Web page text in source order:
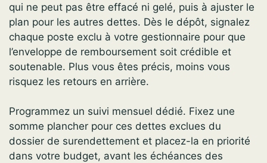
qui ne peut pas être effacé ni gelé, puis à ajuster le
plan pour les autres dettes. Dès le dépôt, signalez
chaque poste exclu à votre gestionnaire pour que
l’enveloppe de remboursement soit crédible et
soutenable. Plus vous êtes précis, moins vous
risquez les retours en arrière.
Programmez un suivi mensuel dédié. Fixez une
somme plancher pour ces dettes exclues du
dossier de surendettement et placez-la en priorité
dans votre budget, avant les échéances des